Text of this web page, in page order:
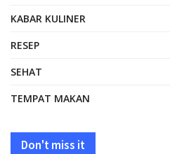
KABAR KULINER
RESEP
SEHAT
TEMPAT MAKAN
Don't miss it